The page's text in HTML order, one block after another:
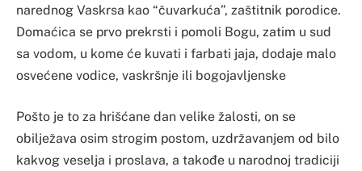
narednog Vaskrsa kao “čuvarkuća”, zaštitnik porodice.
Domaćica se prvo prekrsti i pomoli Bogu, zatim u sud
sa vodom, u kome će kuvati i farbati jaja, dodaje malo
osvećene vodice, vaskršnje ili bogojavljenske
Pošto je to za hrišćane dan velike žalosti, on se
obilježava osim strogim postom, uzdržavanjem od bilo
kakvog veselja i proslava, a takođe u narodnoj tradiciji